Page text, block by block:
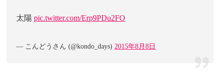
太陽pic.twitter.com/Erp9PDu2FO
— こんどうさん (@kondo_days)2015年8月8日